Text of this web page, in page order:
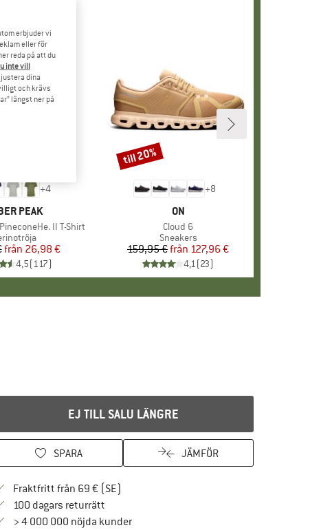
+4
PEAK
II T-Shirt
Pris
Reducerat pris
från 26,98 €
4,5(117)
+8
VARUMÄRKE
ON
Produkter
Cloud 6
Produktgrupp
Sneakers
Pris
159,95 € Reducerat pris
från 127,96 €
4,1(23)
Rabatt
till 20%
EJ TILL SALU LÄNGRE
SPARA JÄMFÖR
Fraktfritt från 69 € (SE)
100 dagars returrättGå till returpolicyn här Öppnas i en inforuta
> 4 000 000 nöjda kunder
erbjuder vi
eller för
reda på att du
inte vill
justera dina
och krävs
längst ner på